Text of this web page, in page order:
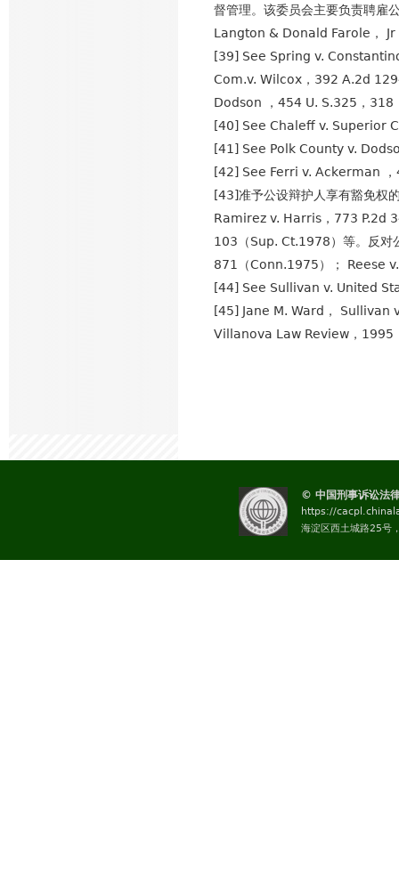
督管理。该委员会主要负责聘雇
Langton & Donald Farole， Jr
[39] See Spring v.
Com.v. Wilcox，392 A.2d
Dodson ，454 U. S.325，318
[40] See Chaleff v. Superior
[41] See Polk County v.
[42] See Ferri v. Ackerman
[43]准予公设辩护人享有豁免
Ramirez v. Harris，773 P.2d
103（Sup. Ct.1978）等。反对
871（Conn.1975）； Reese
[44] See Sullivan v. United
[45] Jane M. Ward，
Villanova Law Review，1995
© 中国刑事诉讼法
https://
海淀区西土城路25号